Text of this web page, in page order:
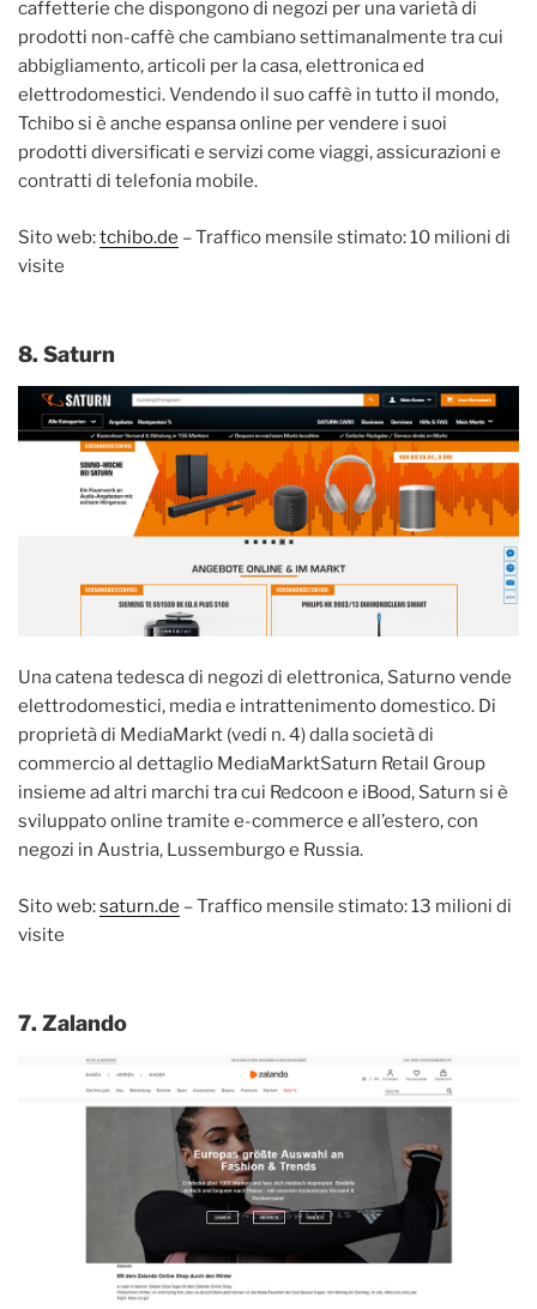
caffetterie che dispongono di negozi per una varietà di
prodotti non-caffè che cambiano settimanalmente tra cui
abbigliamento, articoli per la casa, elettronica ed
elettrodomestici. Vendendo il suo caffè in tutto il mondo,
Tchibo si è anche espansa online per vendere i suoi
prodotti diversificati e servizi come viaggi, assicurazioni e
contratti di telefonia mobile.
Sito web:tchibo.de – Traffico mensile stimato: 10 milioni di
visite
8. Saturn
Una catena tedesca di negozi di elettronica, Saturno vende
elettrodomestici, media e intrattenimento domestico. Di
proprietà di MediaMarkt (vedi n. 4) dalla società di
commercio al dettaglio MediaMarktSaturn Retail Group
insieme ad altri marchi tra cui Redcoon e iBood, Saturn si è
sviluppato online tramite e-commerce e all’estero, con
negozi in Austria, Lussemburgo e Russia.
Sito web:saturn.de – Traffico mensile stimato: 13 milioni di
visite
7. Zalando